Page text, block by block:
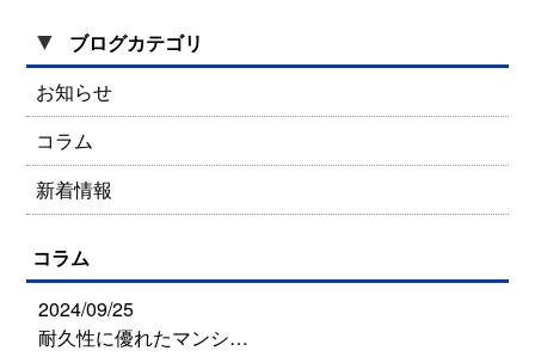
▼ ブログカテゴリ
お知らせ
コラム
新着情報
コラム
2024/09/25
耐久性に優れたマンシ…